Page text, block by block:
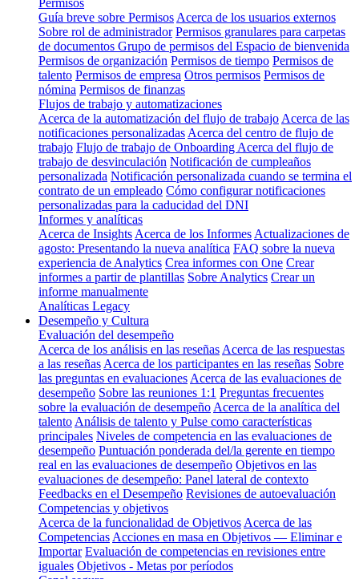
Guía breve sobre Permisos Acerca de los usuarios externos
Sobre rol de administrador Permisos granulares para carpetas
de documentos Grupo de permisos del Espacio de bienvenida
Permisos de organización Permisos de tiempo Permisos de
talento Permisos de empresa Otros permisos Permisos de
nómina Permisos de finanzas
Flujos de trabajo y automatizaciones
Acerca de la automatización del flujo de trabajo Acerca de las
notificaciones personalizadas Acerca del centro de flujo de
trabajo Flujo de trabajo de Onboarding Acerca del flujo de
trabajo de desvinculación Notificación de cumpleaños
personalizada Notificación personalizada cuando se termina el
contrato de un empleado Cómo configurar notificaciones
personalizadas para la caducidad del DNI
Informes y analíticas
Acerca de Insights Acerca de los Informes Actualizaciones de
agosto: Presentando la nueva analítica FAQ sobre la nueva
experiencia de Analytics Crea informes con One Crear
informes a partir de plantillas Sobre Analytics Crear un
informe manualmente
Analíticas Legacy
Desempeño y Cultura
Evaluación del desempeño
Acerca de los análisis en las reseñas Acerca de las respuestas
a las reseñas Acerca de los participantes en las reseñas Sobre
las preguntas en evaluaciones Acerca de las evaluaciones de
desempeño Sobre las reuniones 1:1 Preguntas frecuentes
sobre la evaluación de desempeño Acerca de la analítica del
talento Análisis de talento y Pulse como características
principales Niveles de competencia en las evaluaciones de
desempeño Puntuación ponderada del/la gerente en tiempo
real en las evaluaciones de desempeño Objetivos en las
evaluaciones de desempeño: Panel lateral de contexto
Feedbacks en el Desempeño Revisiones de autoevaluación
Competencias y objetivos
Acerca de la funcionalidad de Objetivos Acerca de las
Competencias Acciones en masa en Objetivos — Eliminar e
Importar Evaluación de competencias en revisiones entre
iguales Objetivos - Metas por períodos